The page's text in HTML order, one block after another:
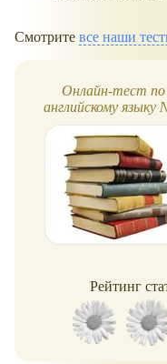
Смотрите все наши
Онлайн-тест по
английскому языку
Spotlight, 3 класс
Рейтинг